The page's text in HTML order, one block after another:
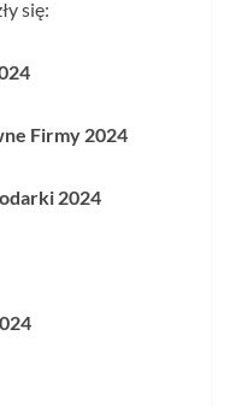
się:
Firmy 2024
2024